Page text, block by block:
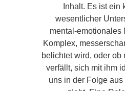
Inhalt. Es ist ein
wesentlicher
mental-emotionales
Komplex,
belichtet wird, oder ob
verfällt, sich mit ihm
uns in der Folge